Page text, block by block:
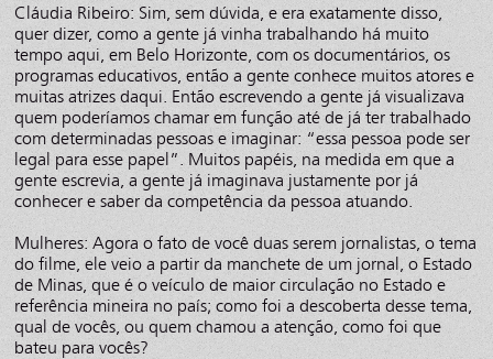
Cláudia Ribeiro: Sim, sem dúvida, e era exatamente disso,
quer dizer, como a gente já vinha trabalhando há muito
tempo aqui, em Belo Horizonte, com os documentários, os
programas educativos, então a gente conhece muitos atores e
muitas atrizes daqui. Então escrevendo a gente já visualizava
quem poderíamos chamar em função até de já ter trabalhado
com determinadas pessoas e imaginar: “essa pessoa pode ser
legal para esse papel”. Muitos papéis, na medida em que a
gente escrevia, a gente já imaginava justamente por já
conhecer e saber da competência da pessoa atuando.
Mulheres: Agora o fato de você duas serem jornalistas, o tema
do filme, ele veio a partir da manchete de um jornal, o Estado
de Minas, que é o veículo de maior circulação no Estado e
referência mineira no país; como foi a descoberta desse tema,
qual de vocês, ou quem chamou a atenção, como foi que
bateu para vocês?